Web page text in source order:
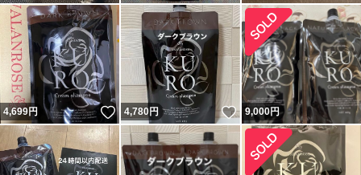
4,699円 いいね！
4,780円 いいね！
9,000円